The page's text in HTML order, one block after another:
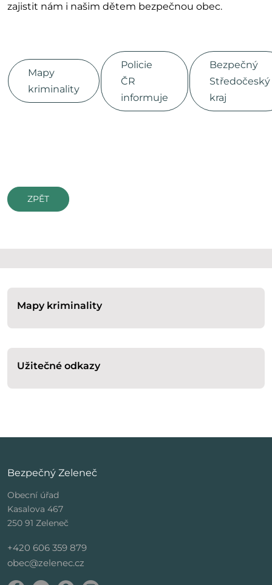
zajistit nám i našim dětem bezpečnou obec.
Mapy
kriminality
Policie
ČR
informuje
Bezpečný
Středočeský
kraj
ZPĚT
Mapy kriminality
Užitečné odkazy
Bezpečný Zeleneč
Obecní úřad
Kasalova 467
250 91 Zeleneč
+420 606 359 879
obec@zelenec.cz